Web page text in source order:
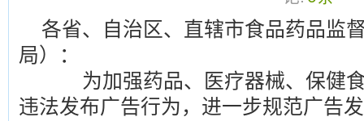
各省、自治区、直辖市食品药品监
局）：
为加强药品、医疗器械、保健食
违法发布广告行为，进一步规范广告